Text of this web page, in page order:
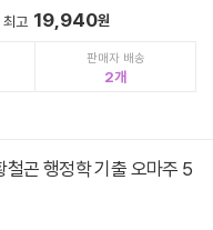
최고 19,940원
판매자 배송
2